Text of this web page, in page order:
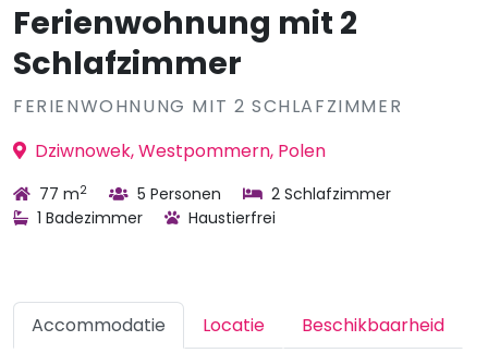
Ferienwohnung mit 2
Schlafzimmer
FERIENWOHNUNG MIT 2 SCHLAFZIMMER
Dziwnowek, Westpommern, Polen
77 m2 5 Personen
2 Schlafzimmer
1 Badezimmer
Haustierfrei
Accommodatie Locatie Beschikbaarheid